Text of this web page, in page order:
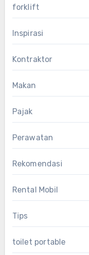
forklift
Inspirasi
Kontraktor
Makan
Pajak
Perawatan
Rekomendasi
Rental Mobil
Tips
toilet portable